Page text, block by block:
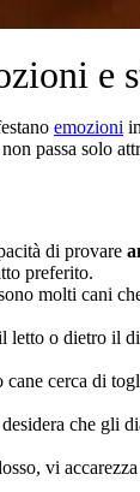
e
emozioni
passa solo
di provare
preferito.
molti cani
o dietro il
cerca di
che gli
vi